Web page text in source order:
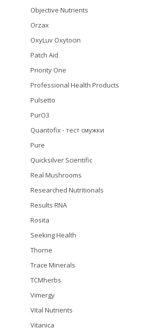
Objective Nutrients
Orzax
OxyLuv Oxytocin
Patch Aid
Priority One
Professional Health Products
Pulsetto
PurO3
Quantofix - тест смужки
Pure
Quicksilver Scientific
Real Mushrooms
Researched Nutritionals
Results RNA
Rosita
Seeking Health
Thorne
Trace Minerals
TCMherbs
Vimergy
Vital Nutrients
Vitanica